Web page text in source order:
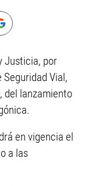
Justicia, por
Vial,
del lanzamiento
en vigencia el
a las